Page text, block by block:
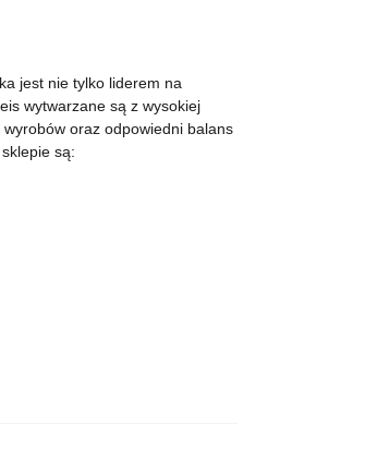
jest nie tylko liderem na
wytwarzane są z wysokiej
oraz odpowiedni balans
są: